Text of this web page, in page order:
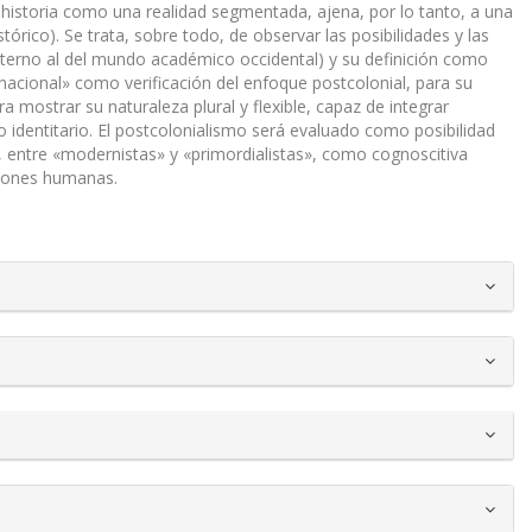
como una realidad segmentada, ajena, por lo tanto, a una
Se trata, sobre todo, de observar las posibilidades y las
al del mundo académico occidental) y su definición como
como verificación del enfoque postcolonial, para su
mostrar su naturaleza plural y flexible, capaz de integrar
El postcolonialismo será evaluado como posibilidad
«modernistas» y «primordialistas», como cognoscitiva
humanas.